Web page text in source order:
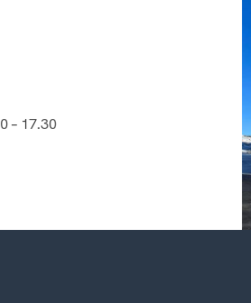
– 17.30